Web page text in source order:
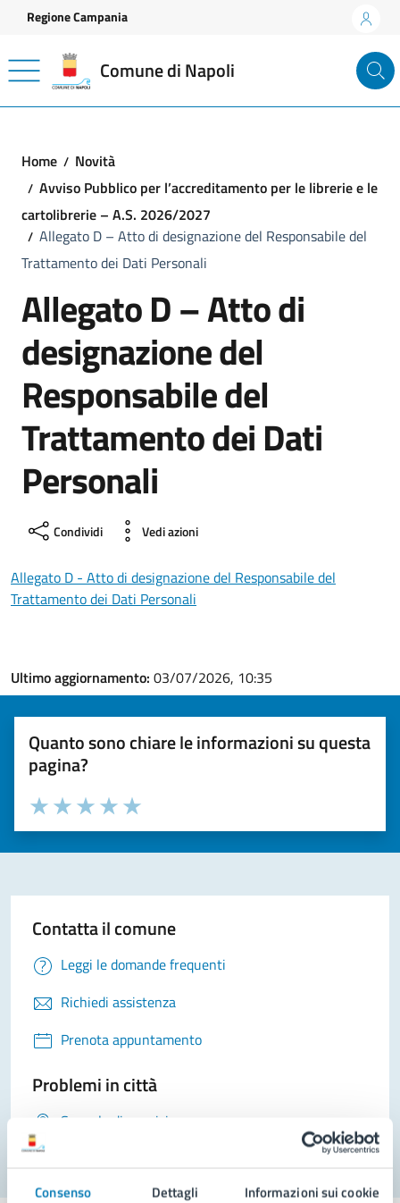
Consenso Dettagli Informazioni sui cookie
Vai ai contenuti
Vai al footer
Regione Campania
Comune di Napoli
Home
Novità
Avviso Pubblico per l’accreditamento per le librerie e le
cartolibrerie – A.S. 2026/2027
Allegato D – Atto di designazione del Responsabile del
Trattamento dei Dati Personali
Allegato D – Atto di
designazione del
Responsabile del
Trattamento dei Dati
Personali
Condividi Vedi azioni
Allegato D - Atto di designazione del Responsabile del
Trattamento dei Dati Personali
Ultimo aggiornamento: 03/07/2026, 10:35
Quanto sono chiare le informazioni su questa
pagina?
Valuta la chiarezza delle informazioni (da 1 a 5 stelle)
Seleziona il numero di stelle per valutare la chiarezza delle
Valuta 5 stelle su 5
Valuta 4 stelle su 5
Valuta 3 stelle su 5
Valuta 2 stelle su 5
Valuta 1 stelle su 5
Contatta il comune
Leggi le domande frequenti
Richiedi assistenza
Prenota appuntamento
Problemi in città
Segnala disservizio